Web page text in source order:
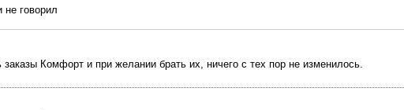
не говорил
Комфорт и при желании брать их, ничего с тех пор не изменилось.